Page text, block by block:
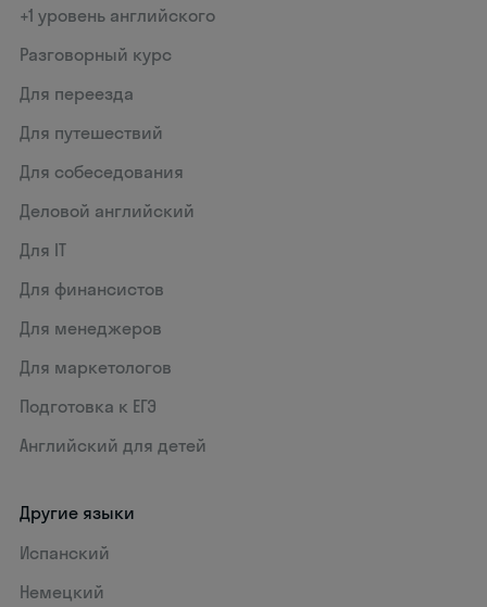
+1 уровень английского
Разговорный курс
Для переезда
Для путешествий
Для собеседования
Деловой английский
Для IT
Для финансистов
Для менеджеров
Для маркетологов
Подготовка к ЕГЭ
Английский для детей
Другие языки
Испанский
Немецкий